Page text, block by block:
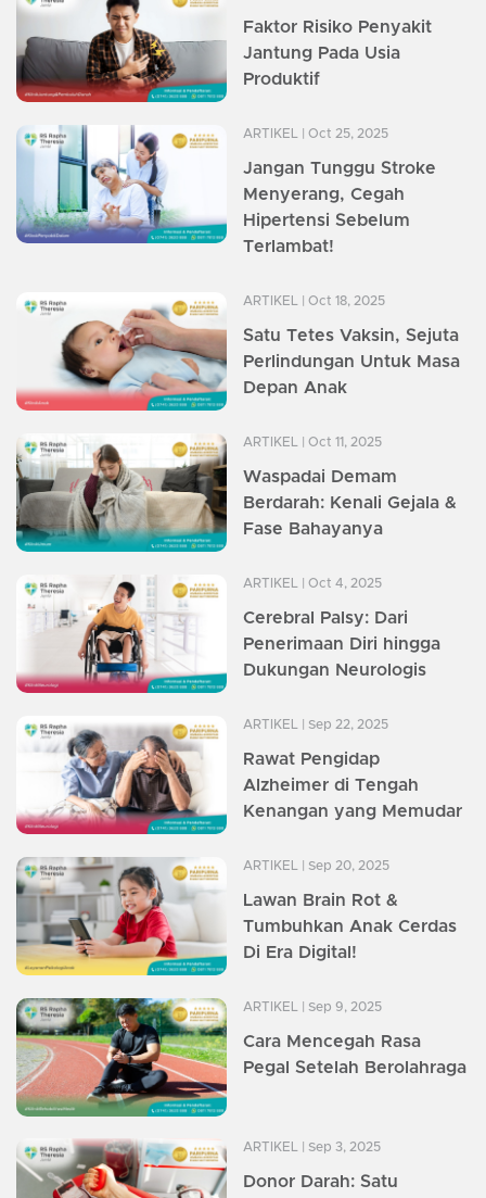
Faktor Risiko Penyakit
Jantung Pada Usia
Produktif
ARTIKEL | Oct 25, 2025
Jangan Tunggu Stroke
Menyerang, Cegah
Hipertensi Sebelum
Terlambat!
ARTIKEL | Oct 18, 2025
Satu Tetes Vaksin, Sejuta
Perlindungan Untuk Masa
Depan Anak
ARTIKEL | Oct 11, 2025
Waspadai Demam
Berdarah: Kenali Gejala &
Fase Bahayanya
ARTIKEL | Oct 4, 2025
Cerebral Palsy: Dari
Penerimaan Diri hingga
Dukungan Neurologis
ARTIKEL | Sep 22, 2025
Rawat Pengidap
Alzheimer di Tengah
Kenangan yang Memudar
ARTIKEL | Sep 20, 2025
Lawan Brain Rot &
Tumbuhkan Anak Cerdas
Di Era Digital!
ARTIKEL | Sep 9, 2025
Cara Mencegah Rasa
Pegal Setelah Berolahraga
ARTIKEL | Sep 3, 2025
Donor Darah: Satu